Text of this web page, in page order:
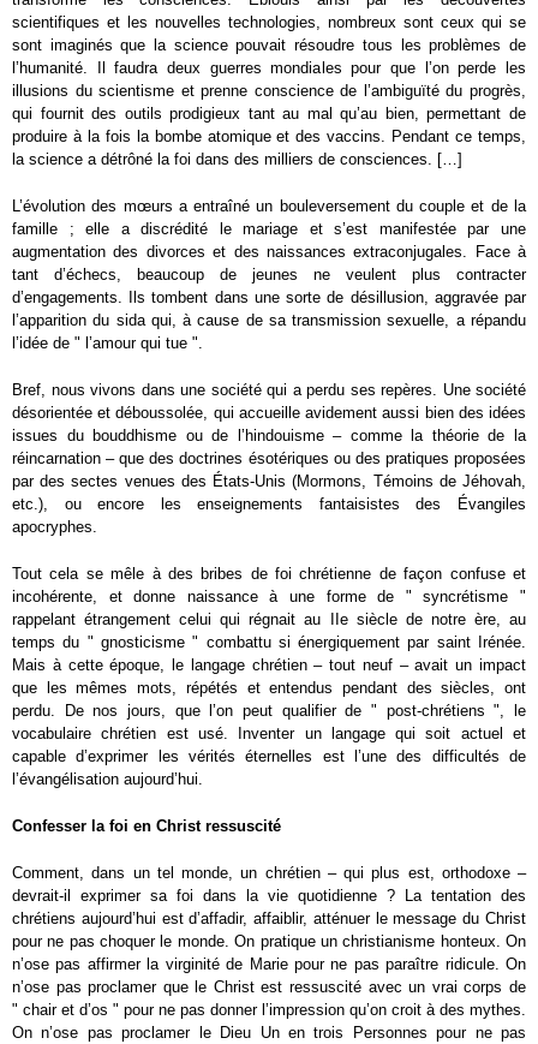
scientifiques et les nouvelles technologies, nombreux sont ceux qui se
sont imaginés que la science pouvait résoudre tous les problèmes de
l’humanité. Il faudra deux guerres mondiales pour que l’on perde les
illusions du scientisme et prenne conscience de l’ambiguïté du progrès,
qui fournit des outils prodigieux tant au mal qu’au bien, permettant de
produire à la fois la bombe atomique et des vaccins. Pendant ce temps,
la science a détrôné la foi dans des milliers de consciences. […]
L’évolution des mœurs a entraîné un bouleversement du couple et de la
famille ; elle a discrédité le mariage et s’est manifestée par une
augmentation des divorces et des naissances extraconjugales. Face à
tant d’échecs, beaucoup de jeunes ne veulent plus contracter
d’engagements. Ils tombent dans une sorte de désillusion, aggravée par
l’apparition du sida qui, à cause de sa transmission sexuelle, a répandu
l’idée de " l’amour qui tue ".
Bref, nous vivons dans une société qui a perdu ses repères. Une société
désorientée et déboussolée, qui accueille avidement aussi bien des idées
issues du bouddhisme ou de l’hindouisme – comme la théorie de la
réincarnation – que des doctrines ésotériques ou des pratiques proposées
par des sectes venues des États-Unis (Mormons, Témoins de Jéhovah,
etc.), ou encore les enseignements fantaisistes des Évangiles
apocryphes.
Tout cela se mêle à des bribes de foi chrétienne de façon confuse et
incohérente, et donne naissance à une forme de " syncrétisme "
rappelant étrangement celui qui régnait au II esiècle de notre ère, au
temps du " gnosticisme " combattu si énergiquement par saint Irénée.
Mais à cette époque, le langage chrétien – tout neuf – avait un impact
que les mêmes mots, répétés et entendus pendant des siècles, ont
perdu. De nos jours, que l’on peut qualifier de " post-chrétiens ", le
vocabulaire chrétien est usé. Inventer un langage qui soit actuel et
capable d’exprimer les vérités éternelles est l’une des difficultés de
l’évangélisation aujourd’hui.
Confesser la foi en Christ ressuscité
Comment, dans un tel monde, un chrétien – qui plus est, orthodoxe –
devrait-il exprimer sa foi dans la vie quotidienne ? La tentation des
chrétiens aujourd’hui est d’affadir, affaiblir, atténuer le message du Christ
pour ne pas choquer le monde. On pratique un christianisme honteux. On
n’ose pas affirmer la virginité de Marie pour ne pas paraître ridicule. On
n’ose pas proclamer que le Christ est ressuscité avec un vrai corps de
" chair et d’os " pour ne pas donner l’impression qu’on croit à des mythes.
On n’ose pas proclamer le Dieu Un en trois Personnes pour ne pas